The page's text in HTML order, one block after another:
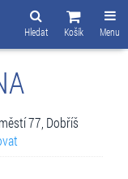
Menu
Košík
Hledat
77, Dobříš